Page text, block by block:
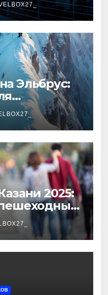
Эльбрус:
2025: